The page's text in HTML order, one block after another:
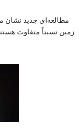
مطالعه‌ای جدید نشان
زمین نسبتاً متفاوت